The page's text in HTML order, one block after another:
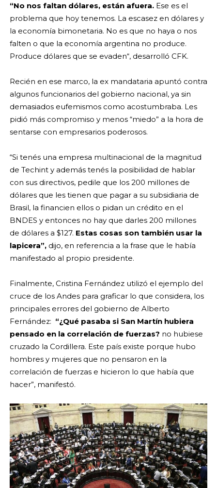
“No nos faltan dólares, están afuera. Ese es el
problema que hoy tenemos. La escasez en dólares y
la economía bimonetaria. No es que no haya o nos
falten o que la economía argentina no produce.
Produce dólares que se evaden“, desarrolló CFK.
Recién en ese marco, la ex mandataria apuntó contra
algunos funcionarios del gobierno nacional, ya sin
demasiados eufemismos como acostumbraba. Les
pidió más compromiso y menos “miedo” a la hora de
sentarse con empresarios poderosos.
“Si tenés una empresa multinacional de la magnitud
de Techint y además tenés la posibilidad de hablar
con sus directivos, pedile que los 200 millones de
dólares que les tienen que pagar a su subsidiaria de
Brasil, la financien ellos o pidan un crédito en el
BNDES y entonces no hay que darles 200 millones
de dólares a $127. Estas cosas son también usar la
lapicera”, dijo, en referencia a la frase que le había
manifestado al propio presidente.
Finalmente, Cristina Fernández utilizó el ejemplo del
cruce de los Andes para graficar lo que considera, los
principales errores del gobierno de Alberto
Fernández: “¿Qué pasaba si San Martín hubiera
pensado en la correlación de fuerzas? no hubiese
cruzado la Cordillera. Este país existe porque hubo
hombres y mujeres que no pensaron en la
correlación de fuerzas e hicieron lo que había que
hacer”, manifestó.